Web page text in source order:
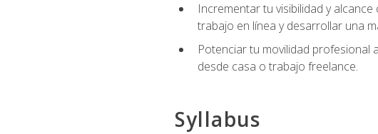
Incrementar tu visibilidad y
trabajo en línea y desarrollar una
Potenciar tu movilidad profesional
desde casa o trabajo freelance.
Syllabus